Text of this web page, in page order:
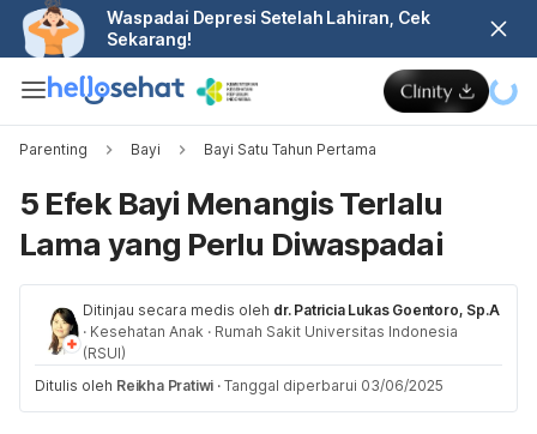
Waspadai Depresi Setelah Lahiran, Cek
Sekarang!
Parenting Bayi Bayi Satu Tahun Pertama
5 Efek Bayi Menangis Terlalu
Lama yang Perlu Diwaspadai
Ditinjau secara medis oleh dr. Patricia Lukas Goentoro, Sp.A
· Kesehatan Anak · Rumah Sakit Universitas Indonesia
(RSUI)
Ditulis oleh Reikha Pratiwi · Tanggal diperbarui 03/06/2025